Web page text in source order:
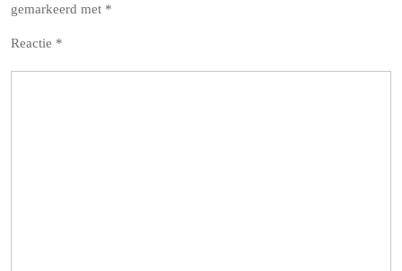
gemarkeerd met *
Reactie *